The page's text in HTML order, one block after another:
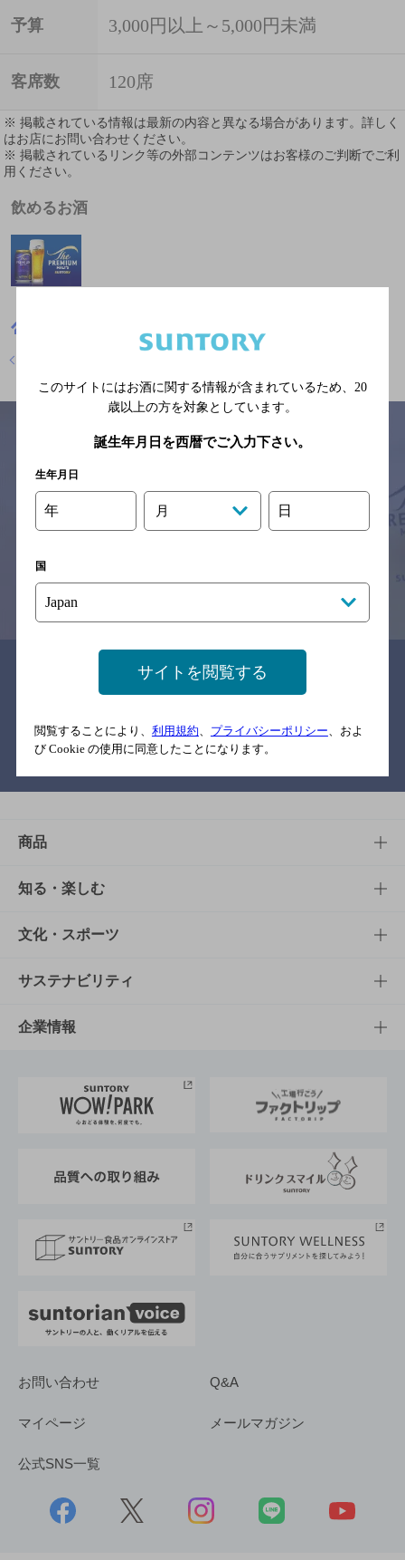
予算 3,000円以上～5,000円未満
客席数 120席
※ 掲載されている情報は最新の内容と異なる場合があります。詳しく
はお店にお問い合わせください。
※ 掲載されているリンク等の外部コンテンツはお客様のご判断でご利
用ください。
飲めるお酒
※それぞれのお店のメニューや営業時間などの掲載情報については、
予告なしに変更されることがありますので、
関連リンク
商品
商品TOP
商品一覧
商品発売情報
栄養成分一覧
知る・楽しむ
知る・楽しむTOP
キャンペーン
工場見学
地域情報
文化・スポーツ
文化・スポーツTOP
サントリーホール
サントリーサンバーズ大阪
サステナビリティ
サステナビリティTOP
サントリーが考えるサステナビリティ経営
企業情報
企業概要
採用情報
お問い合わせ Q&A
マイページ メールマガジン
公式SNS一覧
このサイトにはお酒に関する情報が含まれているため、 20
歳以上の方を対象としています。
誕生年月日を西暦でご入力下さい。
生年月日
年 月 日
国
サイトを閲覧する
閲覧することにより、 利用規約、 プライバシーポリシー、およ
び Cookie の使用に同意したことになります。